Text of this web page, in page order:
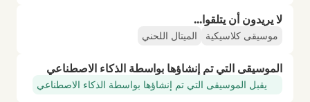
لا يريدون أن يتلقوا...
موسيقى كلاسيكية الميتال اللحني
الموسيقى التي تم إنشاؤها بواسطة الذكاء الاصطناعي
يقبل الموسيقى التي تم إنشاؤها بواسطة الذكاء الاصطناعي